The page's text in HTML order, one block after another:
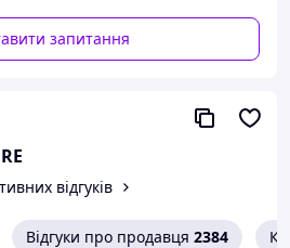
у відділення
Упаковка темна,
запитання
відгуків
Відгуки про продавця 2384